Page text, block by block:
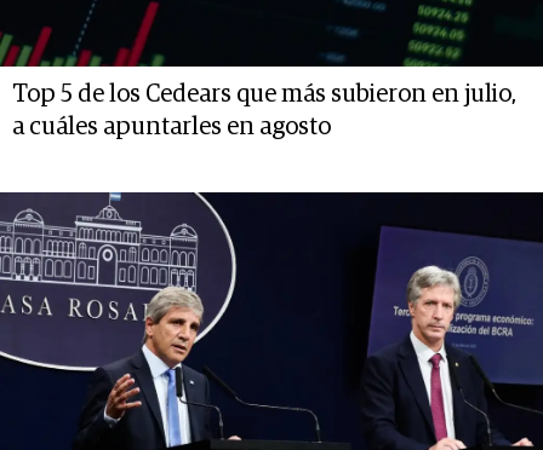
Top 5 de los Cedears que más subieron en julio,
a cuáles apuntarles en agosto